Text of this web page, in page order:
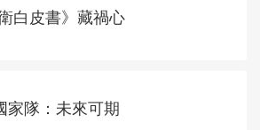
白皮書》藏禍心
家隊：未來可期